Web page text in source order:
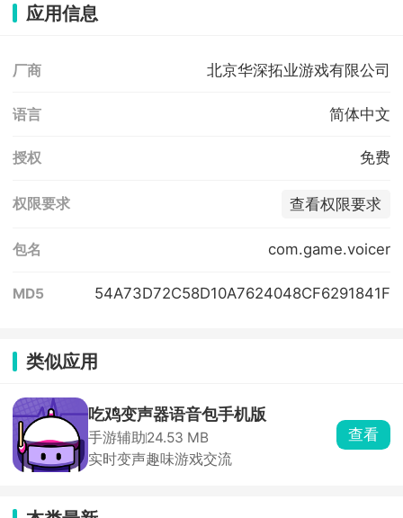
应用信息
厂商 北京华深拓业游戏有限公司
语言 简体中文
授权 免费
权限要求 查看权限要求
包名 com.game.voicer
MD5 54A73D72C58D10A7624048CF6291841F
类似应用
吃鸡变声器语音包手机版
手游辅助24.53 MB
实时变声趣味游戏交流
查看